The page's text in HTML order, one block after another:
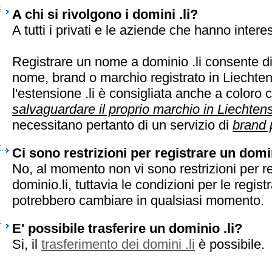
A chi si rivolgono i domini .li?
A tutti i privati e le aziende che hanno
Registrare un nome a dominio .li consente
nome, brand o marchio registrato in
l'estensione .li è consigliata anche a coloro
salvaguardare il proprio marchio in
necessitano pertanto di un servizio di brand
Ci sono restrizioni per registrare un
No, al momento non vi sono restrizioni per
dominio.li, tuttavia le condizioni per le
potrebbero cambiare in qualsiasi momento.
E' possibile trasferire un dominio .li?
Si, il trasferimento dei domini .li è possibile.